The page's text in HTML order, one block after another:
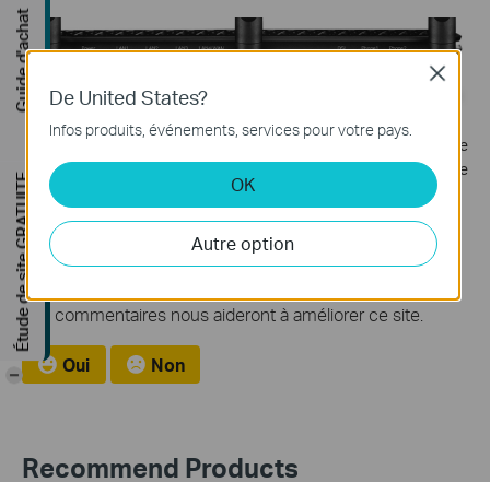
Suivez la
pour vous connecter à la page de
configuration Web et créer un nouveau mot de passe
administrateur.
Est-ce que ce FAQ a été utile ?
Vos commentaires nous aideront à améliorer ce site.
Oui Non
Recommend Products
De United States?
Infos produits, événements, services pour votre pays.
OK
Autre option
Close
Guide d'achat
Étude de site GRATUITE
-